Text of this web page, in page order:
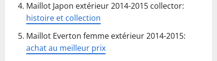
Maillot Japon extérieur 2014-2015 collector:
histoire et collection
Maillot Everton femme extérieur 2014-2015:
achat au meilleur prix